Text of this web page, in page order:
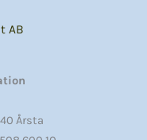
AB
Årsta